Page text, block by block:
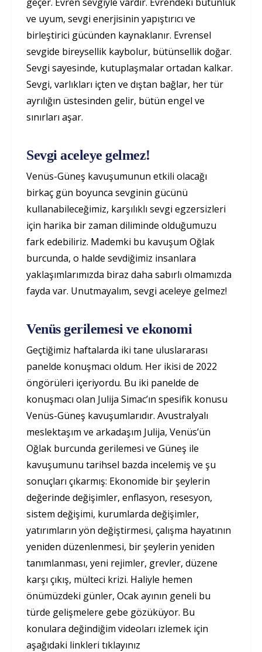
ve uyum, sevgi enerjisinin yapıştırıcı ve
birleştirici gücünden kaynaklanır. Evrensel
sevgide bireysellik kaybolur, bütünsellik doğar.
Sevgi sayesinde, kutuplaşmalar ortadan kalkar.
Sevgi, varlıkları içten ve dıştan bağlar, her tür
ayrılığın üstesinden gelir, bütün engel ve
sınırları aşar.
Sevgi aceleye gelmez!
Venüs-Güneş kavuşumunun etkili olacağı
birkaç gün boyunca sevginin gücünü
kullanabileceğimiz, karşılıklı sevgi egzersizleri
için harika bir zaman diliminde olduğumuzu
fark edebiliriz. Mademki bu kavuşum Oğlak
burcunda, o halde sevdiğimiz insanlara
yaklaşımlarımızda biraz daha sabırlı olmamızda
fayda var. Unutmayalım, sevgi aceleye gelmez!
Venüs gerilemesi ve ekonomi
Geçtiğimiz haftalarda iki tane uluslararası
panelde konuşmacı oldum. Her ikisi de 2022
öngörüleri içeriyordu. Bu iki panelde de
konuşmacı olan Julija Simac’ın spesifik konusu
Venüs-Güneş kavuşumlarıdır. Avustralyalı
meslektaşım ve arkadaşım Julija, Venüs’ün
Oğlak burcunda gerilemesi ve Güneş ile
kavuşumunu tarihsel bazda incelemiş ve şu
sonuçları çıkarmış: Ekonomide bir şeylerin
değerinde değişimler, enflasyon, resesyon,
sistem değişimi, kurumlarda değişimler,
yatırımların yön değiştirmesi, çalışma hayatının
yeniden düzenlenmesi, bir şeylerin yeniden
tanımlanması, yeni rejimler, grevler, düzene
karşı çıkış, mülteci krizi. Haliyle hemen
önümüzdeki günler, Ocak ayının geneli bu
türde gelişmelere gebe gözüküyor. Bu
konulara değindiğim videoları izlemek için
aşağıdaki linkleri tıklayınız